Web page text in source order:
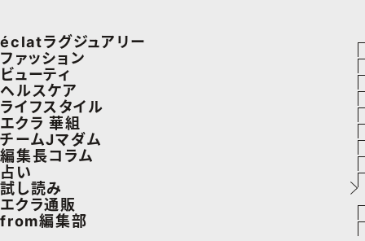
éclatラグジュアリー
ラグジュアリーTOPICS
NEOエグゼスタイル
ファッション
ファッションTOPICS
8月の毎日コーデ
50代なに着てる？
ファッション特集
ビューティ
ヘアスタイル・ヘアケア
エイジングケア
メイク
50代ベストコスメ
ヘルスケア
ヘルスケアTOPICS
更年期
ストレッチ・エクササイズ
ダイエット
ライフスタイル
車・家電
ゴルフ
住まい
旅行＆グルメ
エクラ 華組
エクラ 華組メンバー一覧
エクラ 華組ランキング
チームJマダム
ファッション
ビューティ
旅行
編集長コラム
あら、素敵☆ 手帖
占い
イヴルルド遙華の12星座占い
スペシャル占い
試し読み
エクラ通販
from編集部